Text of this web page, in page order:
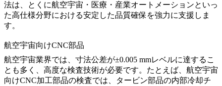
法は、とくに航空宇宙・医療・産業オートメーションといっ
た高仕様分野における安定した品質確保を強力に支援しま
す。
航空宇宙向けCNC部品
航空宇宙業界では、寸法公差が±0.005 mmレベルに達するこ
とも多く、高度な検査技術が必要です。たとえば、 航空宇宙
向けCNC加工部品の検査では、タービン部品の内部冷却チ